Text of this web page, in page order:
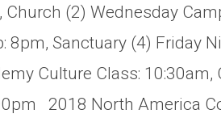
Church (2) Wednesday
8pm, Sanctuary (4) Friday
Culture Class: 10:30am,
2018 North America